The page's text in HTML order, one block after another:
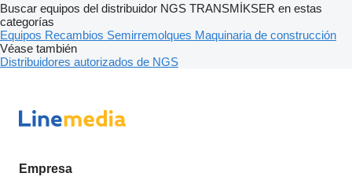
Buscar equipos del distribuidor NGS TRANSMİKSER en estas
categorías
Equipos Recambios Semirremolques Maquinaria de construcción
Véase también
Distribuidores autorizados de NGS
Empresa